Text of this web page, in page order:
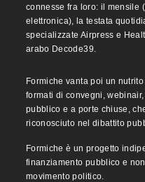
connesse fra loro: il mensile
elettronica), la testata
specializzate Airpress e
arabo Decode39.
Formiche vanta poi un
formati di convegni,
pubblico e a porte chiuse,
riconosciuto nel dibattito
Formiche è un progetto
finanziamento pubblico e
movimento politico.